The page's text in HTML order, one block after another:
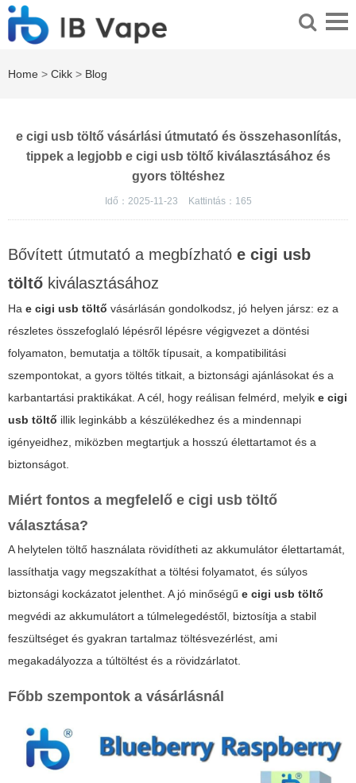
Home > Cikk > Blog
e cigi usb töltő vásárlási útmutató és összehasonlítás,
tippek a legjobb e cigi usb töltő kiválasztásához és
gyors töltéshez
Idő：2025-11-23 Kattintás： 165
Bővített útmutató a megbízható e cigi usb
töltő kiválasztásához
Ha e cigi usb töltő vásárlásán gondolkodsz, jó helyen jársz: ez a
részletes összefoglaló lépésről lépésre végigvezet a döntési
folyamaton, bemutatja a töltők típusait, a kompatibilitási
szempontokat, a gyors töltés titkait, a biztonsági ajánlásokat és a
karbantartási praktikákat. A cél, hogy reálisan felmérd, melyik e cigi
usb töltő illik leginkább a készülékedhez és a mindennapi
igényeidhez, miközben megtartjuk a hosszú élettartamot és a
biztonságot.
Miért fontos a megfelelő e cigi usb töltő
választása?
A helytelen töltő használata rövidítheti az akkumulátor élettartamát,
lassíthatja vagy megszakíthat a töltési folyamatot, és súlyos
biztonsági kockázatot jelenthet. A jó minőségű e cigi usb töltő
megvédi az akkumulátort a túlmelegedéstől, biztosítja a stabil
feszültséget és gyakran tartalmaz töltésvezérlést, ami
megakadályozza a túltöltést és a rövidzárlatot.
Főbb szempontok a vásárlásnál